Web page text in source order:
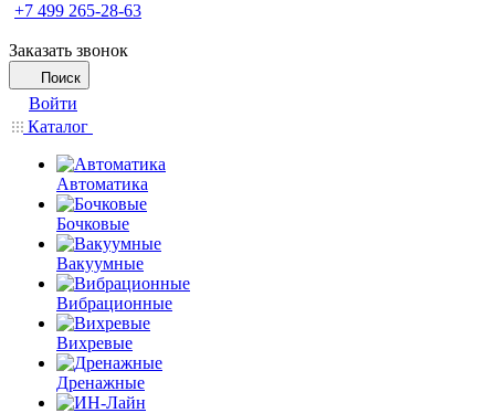
+7 499 265-28-63
Заказать звонок
Поиск
Войти
Каталог
Автоматика
Бочковые
Вакуумные
Вибрационные
Вихревые
Дренажные